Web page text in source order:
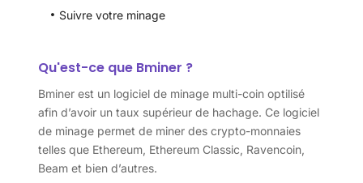
Suivre votre minage
Qu'est-ce que Bminer ?
Bminer est un logiciel de minage multi-coin optilisé
afin d’avoir un taux supérieur de hachage. Ce logiciel
de minage permet de miner des crypto-monnaies
telles que Ethereum, Ethereum Classic, Ravencoin,
Beam et bien d’autres.